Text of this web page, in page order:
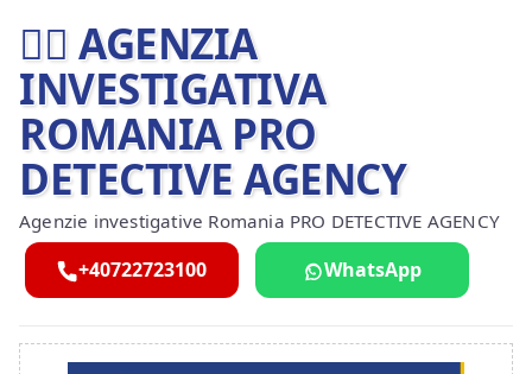
🕵️‍♂ AGENZIA
INVESTIGATIVA
ROMANIA PRO
DETECTIVE AGENCY
Agenzie investigative Romania PRO DETECTIVE AGENCY
+40722723100 WhatsApp